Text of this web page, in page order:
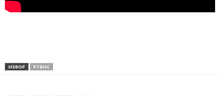
ИЗВОР РТВИС